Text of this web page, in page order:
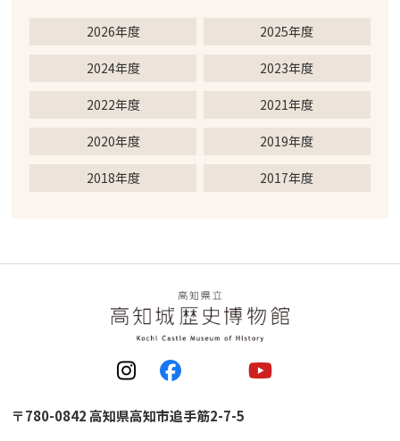
2026年度 2025年度
2024年度 2023年度
2022年度 2021年度
2020年度 2019年度
2018年度 2017年度
〒780-0842 高知県高知市追手筋2-7-5